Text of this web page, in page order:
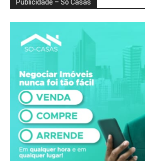
Publicidade – Só Casas